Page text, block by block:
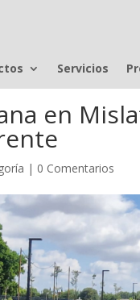
Servicios
en
| 0 Comentarios